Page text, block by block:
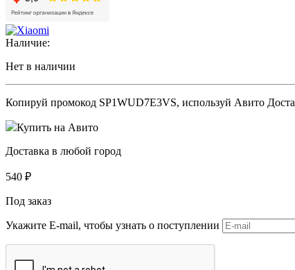
Наличие:
Нет в наличии
Копируй промокод SP1WUD7E3VS, используй Авито
Купить на Авито
Доставка в любой город
540 ₽
Под заказ
Укажите E-mail, чтобы узнать о поступлении